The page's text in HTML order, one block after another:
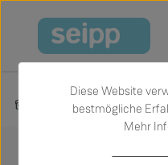
Zum Hauptinhalt springen
Produkte Schlafen
Diese Website
bestmögliche
Mehr